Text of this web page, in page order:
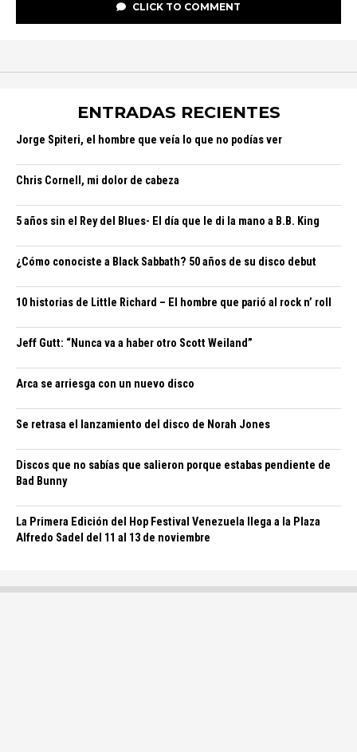
CLICK TO COMMENT
ENTRADAS RECIENTES
Jorge Spiteri, el hombre que veía lo que no podías ver
Chris Cornell, mi dolor de cabeza
5 años sin el Rey del Blues- El día que le di la mano a B.B. King
¿Cómo conociste a Black Sabbath? 50 años de su disco debut
10 historias de Little Richard – El hombre que parió al rock n’ roll
Jeff Gutt: “Nunca va a haber otro Scott Weiland”
Arca se arriesga con un nuevo disco
Se retrasa el lanzamiento del disco de Norah Jones
Discos que no sabías que salieron porque estabas pendiente de
Bad Bunny
La Primera Edición del Hop Festival Venezuela llega a la Plaza
Alfredo Sadel del 11 al 13 de noviembre